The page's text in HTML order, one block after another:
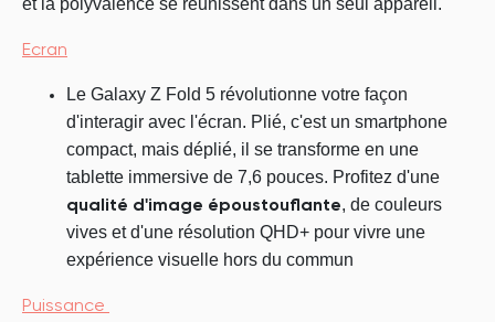
Ecran
Le Galaxy Z Fold 5 révolutionne votre façon
d'interagir avec l'écran. Plié, c'est un smartphone
compact, mais déplié, il se transforme en une
tablette immersive de 7,6 pouces. Profitez d'une
qualité d'image époustouflante, de couleurs
vives et d'une résolution QHD+ pour vivre une
expérience visuelle hors du commun
Puissance